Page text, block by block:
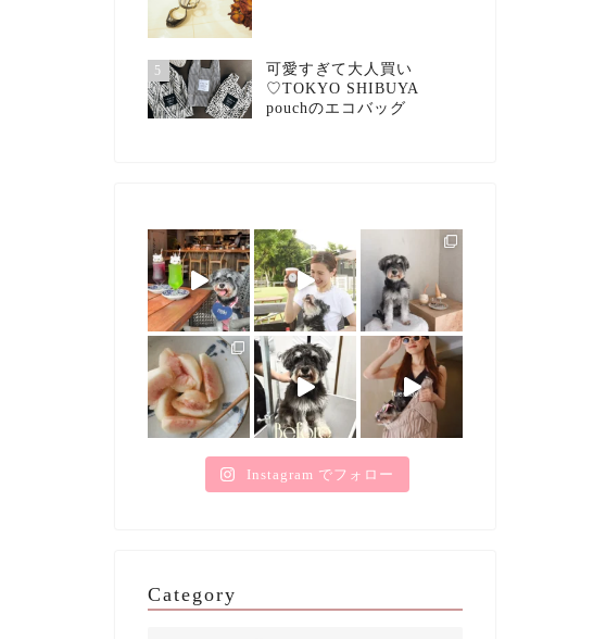
5
可愛すぎて大人買い
♡TOKYO SHIBUYA
pouchのエコバッグ
Instagram でフォロー
Category